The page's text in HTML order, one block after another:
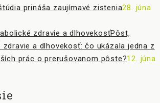
prináša zaujímavé zistenia28. júna
Pôst,
zdravie a dlhovekosť: čo ukázala jedna z
prác o prerušovanom pôste?12. júna